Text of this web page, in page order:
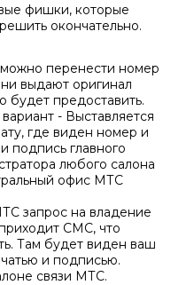
фишки, которые
окончательно.
перенести номер
выдают оригинал
будет предоставить.
- Выставляется
где виден номер и
подпись главного
любого салона
офис МТС
запрос на владение
СМС, что
Там будет виден ваш
и подписью.
связи МТС.